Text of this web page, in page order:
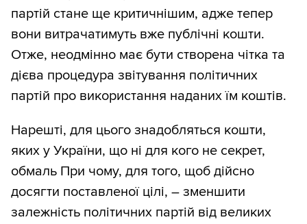
партій стане ще критичнішим, адже тепер
вони витрачатимуть вже публічні кошти.
Отже, неодмінно має бути створена чітка та
дієва процедура звітування політичних
партій про використання наданих їм коштів.
Нарешті, для цього знадобляться кошти,
яких у України, що ні для кого не секрет,
обмаль При чому, для того, щоб дійсно
досягти поставленої цілі, – зменшити
залежність політичних партій від великих